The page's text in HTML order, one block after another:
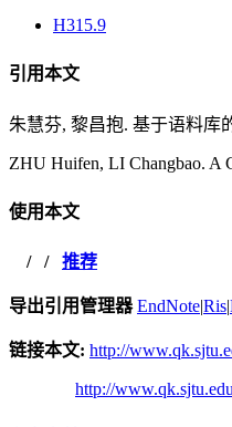
H315.9
引用本文
朱慧芬, 黎昌抱. 基于语料库
ZHU Huifen, LI Changbao. A
使用本文
/ / 推荐
导出引用管理器 EndNote|Ris|
链接本文: http://
http://